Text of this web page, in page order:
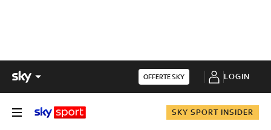
OFFERTE SKY LOGIN
SKY SPORT INSIDER